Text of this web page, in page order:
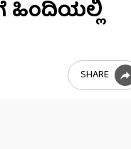
ಹಿಂದಿಯಲ್ಲಿ
SHARE